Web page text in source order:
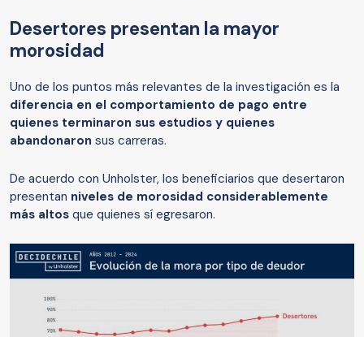
Desertores presentan la mayor
morosidad
Uno de los puntos más relevantes de la investigación es la
diferencia en el comportamiento de pago entre
quienes terminaron sus estudios y quienes
abandonaron sus carreras.
De acuerdo con Unholster, los beneficiarios que desertaron
presentan niveles de morosidad considerablemente
más altos que quienes sí egresaron.